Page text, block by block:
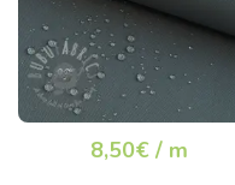
8,50€ / m